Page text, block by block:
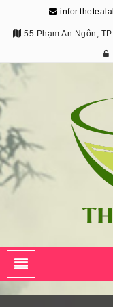
55 Phạm An Ngôn,